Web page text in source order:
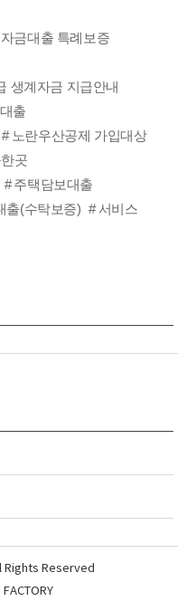
금대출 특례보증
생계자금 지급안내
출
노란우산공제 가입대상
곳
주택담보대출
출(수탁보증)
서비스
Rights Reserved
FACTORY